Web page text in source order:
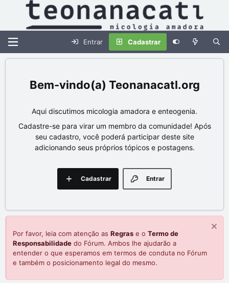
Entrar Cadastrar
Teonanacatl.org
Aqui discutimos micologia amadora e enteogenia.
Cadastre-se para virar um membro da comunidade! Após
seu cadastro, você poderá participar deste site
adicionando seus próprios tópicos e postagens.
Entrar
Cadastrar
Por favor, leia com atenção as Regras e o Termo de
Responsabilidade do Fórum. Ambos lhe ajudarão a
entender o que esperamos em termos de conduta no Fórum
e também o posicionamento legal do mesmo.